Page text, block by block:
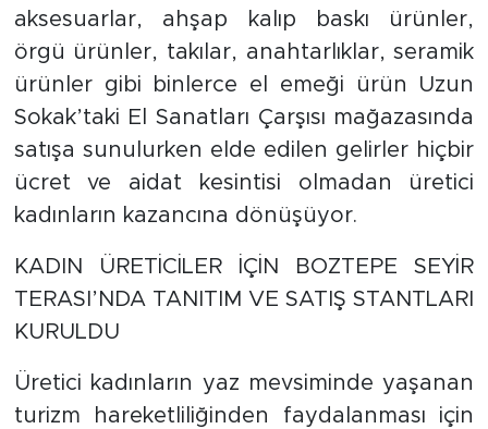
aksesuarlar, ahşap kalıp baskı ürünler,
örgü ürünler, takılar, anahtarlıklar, seramik
ürünler gibi binlerce el emeği ürün Uzun
Sokak’taki El Sanatları Çarşısı mağazasında
satışa sunulurken elde edilen gelirler hiçbir
ücret ve aidat kesintisi olmadan üretici
kadınların kazancına dönüşüyor.
KADIN ÜRETİCİLER İÇİN BOZTEPE SEYİR
TERASI’NDA TANITIM VE SATIŞ STANTLARI
KURULDU
Üretici kadınların yaz mevsiminde yaşanan
turizm hareketliliğinden faydalanması için